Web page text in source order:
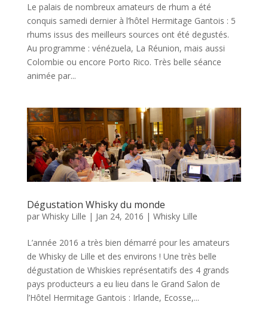
Le palais de nombreux amateurs de rhum a été
conquis samedi dernier à l’hôtel Hermitage Gantois : 5
rhums issus des meilleurs sources ont été degustés.
Au programme : vénézuela, La Réunion, mais aussi
Colombie ou encore Porto Rico. Très belle séance
animée par...
Dégustation Whisky du monde
par Whisky Lille | Jan 24, 2016 | Whisky Lille
L’année 2016 a très bien démarré pour les amateurs
de Whisky de Lille et des environs ! Une très belle
dégustation de Whiskies représentatifs des 4 grands
pays producteurs a eu lieu dans le Grand Salon de
l’Hôtel Hermitage Gantois : Irlande, Ecosse,...